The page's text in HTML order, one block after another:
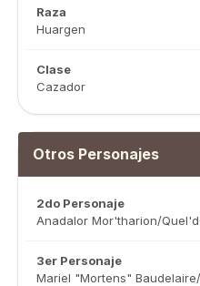
Raza
Huargen
Clase
Cazador
Otros Personajes
2do Personaje
Anadalor Mor'tharion/
3er Personaje
Mariel "Mortens"